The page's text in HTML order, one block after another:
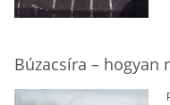
Búzacsíra – hogyan